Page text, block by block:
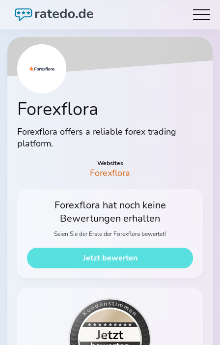
Forexflora
Forexflora offers a reliable forex trading
platform.
Websites
Forexflora
Forexflora hat noch keine
Bewertungen erhalten
Seien Sie der Erste der Forexflora bewertet!
Jetzt bewerten